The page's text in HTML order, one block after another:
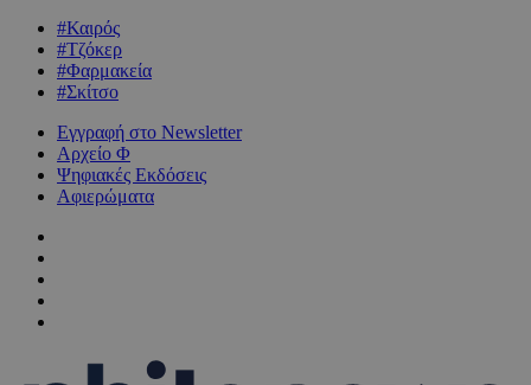
#Καιρός
#Τζόκερ
#Φαρμακεία
#Σκίτσο
Εγγραφή στο Newsletter
Αρχείο Φ
Ψηφιακές Εκδόσεις
Αφιερώματα